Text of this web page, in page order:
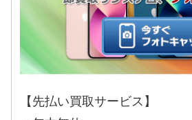
【先払い買取サービス】